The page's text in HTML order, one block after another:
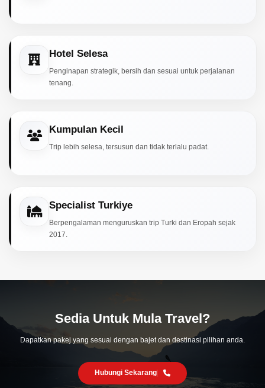
Hotel Selesa
Penginapan strategik, bersih dan sesuai untuk perjalanan
tenang.
Kumpulan Kecil
Trip lebih selesa, tersusun dan tidak terlalu padat.
Specialist Turkiye
Berpengalaman menguruskan trip Turki dan Eropah sejak
2017.
Sedia Untuk Mula Travel?
Dapatkan pakej yang sesuai dengan bajet dan destinasi pilihan anda.
Hubungi Sekarang